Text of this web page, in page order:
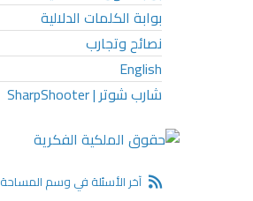
بوابة الكلمات الدلالية
نصائح وتجارب
English
شارب شوتر | SharpShooter
آخر الأسئلة في وسم المساحة